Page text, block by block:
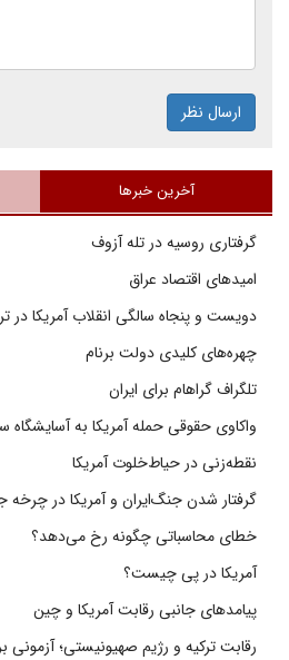
ارسال نظر
آخرین خبرها
گرفتاری روسیه در تله آزوف
امیدهای اقتصاد عراق
دویست و پنجاه سالگی انقلاب آمریکا در
چهره‌های کلیدی دولت برنام
تلگراف گراهام برای ایران
واکاوی حقوقی حمله آمریکا به آسایشگاه
نقطه‌زنی در حیاط‌خلوت آمریکا
گرفتار شدن جنگ‌ایران و آمریکا در
خطای محاسباتی چگونه رخ می‌دهد؟
آمریکا در پی چیست؟
پیامدهای جانبی رقابت آمریکا و چین
رقابت ترکیه و رژیم صهیونیستی؛